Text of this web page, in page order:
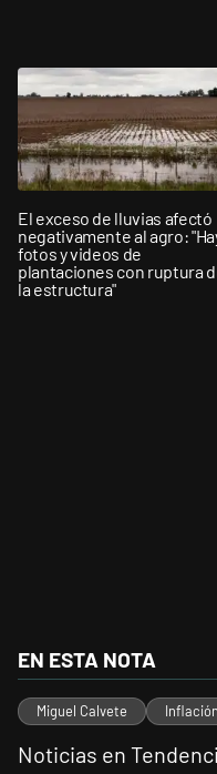
El exceso de lluvias afectó
negativamente al agro:
fotos y videos de
plantaciones con ruptura
la estructura"
EN ESTA NOTA
Miguel Calvete
Noticias en